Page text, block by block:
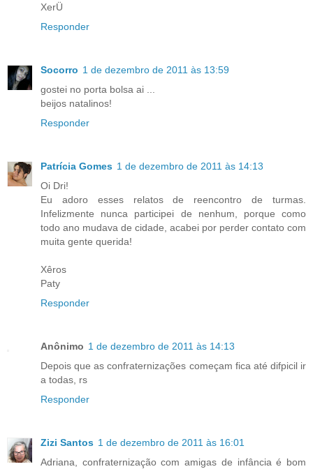
XerÜ
Responder
Socorro 1 de dezembro de 2011 às 13:59
gostei no porta bolsa ai ...
beijos natalinos!
Responder
Patrícia Gomes 1 de dezembro de 2011 às 14:13
Oi Dri!
Eu adoro esses relatos de reencontro de turmas.
Infelizmente nunca participei de nenhum, porque como
todo ano mudava de cidade, acabei por perder contato com
muita gente querida!
Xêros
Paty
Responder
Anônimo 1 de dezembro de 2011 às 14:13
Depois que as confraternizações começam fica até difpicil ir
a todas, rs
Responder
Zizi Santos 1 de dezembro de 2011 às 16:01
Adriana, confraternização com amigas de infância é bom